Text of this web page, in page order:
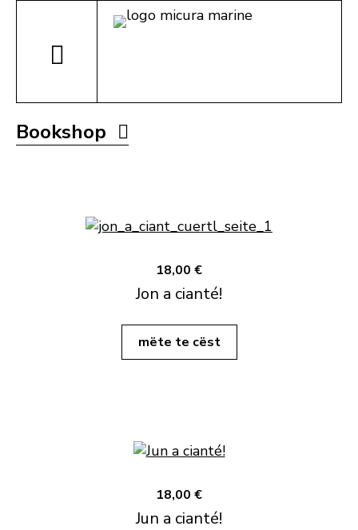
Bookshop
18,00 €
Jon a cianté!
mëte te cëst
18,00 €
Jun a cianté!